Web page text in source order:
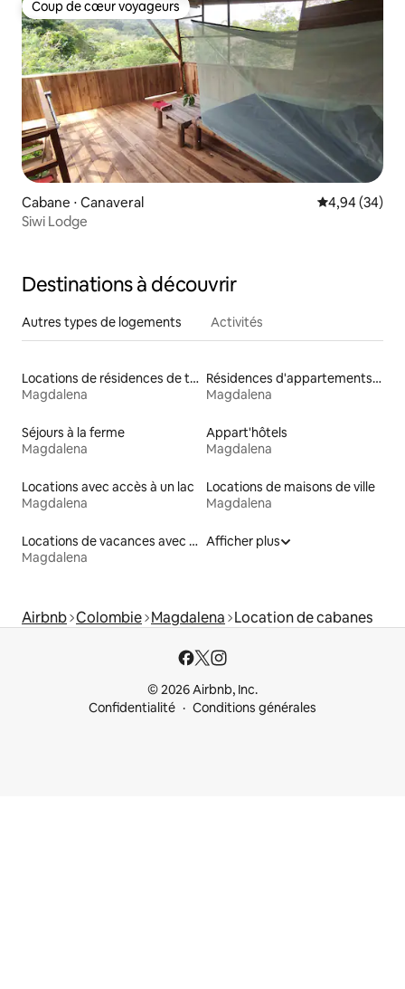
Coup de cœur voyageurs
Coup de cœur voyageurs
Cabane ⋅ Canaveral Évaluation
4,94 (34)
Siwi Lodge
Destinations à découvrir
Autres types de logements Activités
Locations de résidences de tourisme
Magdalena
Résidences d'appartements en location
Magdalena
Séjours à la ferme
Magdalena
Appart'hôtels
Magdalena
Locations avec accès à un lac
Magdalena
Locations de maisons de ville
Magdalena
Locations de vacances avec piscine
Magdalena
Afficher plus
Airbnb Colombie Magdalena Location de cabanes
© 2026 Airbnb, Inc.
Confidentialité
Conditions générales